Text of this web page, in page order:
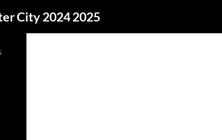
City 2024 2025